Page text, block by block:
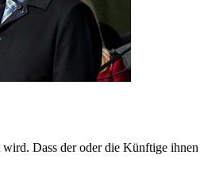
Dass der oder die Künftige